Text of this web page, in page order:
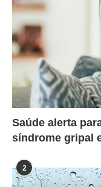
Saúde alerta
síndrome gripal
2